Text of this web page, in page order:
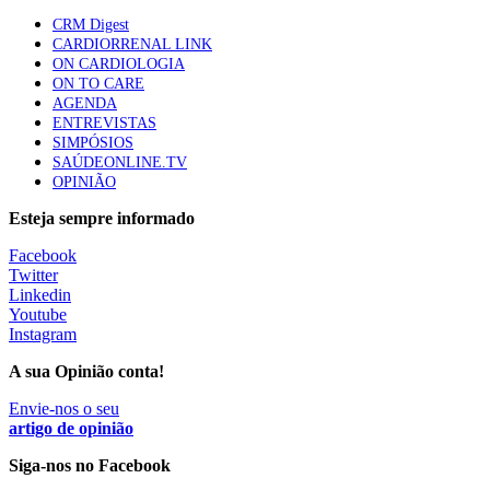
86 visualizações
Trodelvy aprovado para primeira linha no cancro da
mama triplo negativo metastático em doentes não
elegíveis para inibidores PD-(L)1
61 visualizações
MAIS NOTÍCIAS
Quase 11.900 jovens recorreram aos cheques psicólogo e
nutricionista no primeiro mês
7 Ago, 2026
ULS de Coimbra estreia cirurgia endoscópica do ouvido com
apoio robótico em Portugal
7 Ago, 2026 0 Comments
CRM Digest
CARDIORRENAL LINK
ON CARDIOLOGIA
ON TO CARE
AGENDA
ENTREVISTAS
SIMPÓSIOS
SAÚDEONLINE.TV
OPINIÃO
Esteja sempre informado
Facebook
Twitter
Linkedin
Youtube
Instagram
A sua Opinião conta!
Envie-nos o seu
artigo de opinião
Siga-nos no Facebook